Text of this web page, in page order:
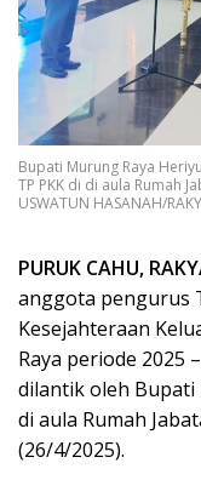
Bupati Murung Raya
TP PKK di di aula Rumah
USWATUN HASANAH/
PURUK CAHU,
anggota pengurus
Kesejahteraan
Raya periode 2025
dilantik oleh
di aula Rumah
(26/4/2025).